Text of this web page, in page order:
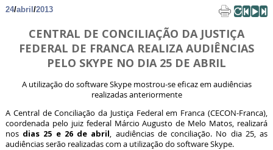
24/abril /2013
CENTRAL DE CONCILIAÇÃO DA JUSTIÇA
FEDERAL DE FRANCA REALIZA AUDIÊNCIAS
PELO SKYPE NO DIA 25 DE ABRIL
A utilização do software Skype mostrou-se eficaz em audiências
realizadas anteriormente
A Central de Conciliação da Justiça Federal em Franca (CECON-Franca),
coordenada pelo juiz federal Márcio Augusto de Melo Matos, realizará
nos dias 25 e 26 de abril, audiências de conciliação. No dia 25, as
audiências serão realizadas com a utilização do software Skype.